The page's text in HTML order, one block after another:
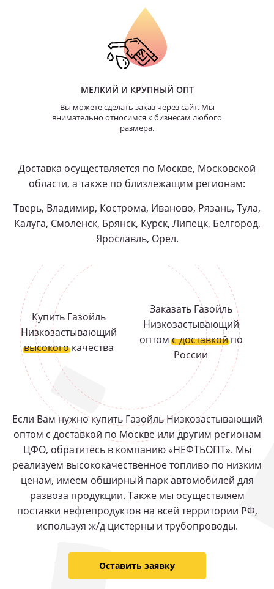
МЕЛКИЙ И КРУПНЫЙ ОПТ
Вы можете сделать заказ через сайт. Мы
внимательно относимся к бизнесам любого
размера.
Доставка осуществляется по Москве, Московской
области, а также по близлежащим регионам:
Тверь, Владимир, Кострома, Иваново, Рязань, Тула,
Калуга, Смоленск, Брянск, Курск, Липецк, Белгород,
Ярославль, Орел.
Купить Газойль
Низкозастывающий
высокогокачества
Заказать Газойль
Низкозастывающий
оптомс доставкойпо
России
Если Вам нужно купить Газойль Низкозастывающий
оптом с доставкой по Москве или другим регионам
ЦФО, обратитесь в компанию «НЕФТЬОПТ». Мы
реализуем высококачественное топливо по низким
ценам, имеем обширный парк автомобилей для
развоза продукции. Также мы осуществляем
поставки нефтепродуктов на всей территории РФ,
используя ж/д цистерны и трубопроводы.
Оставить заявку